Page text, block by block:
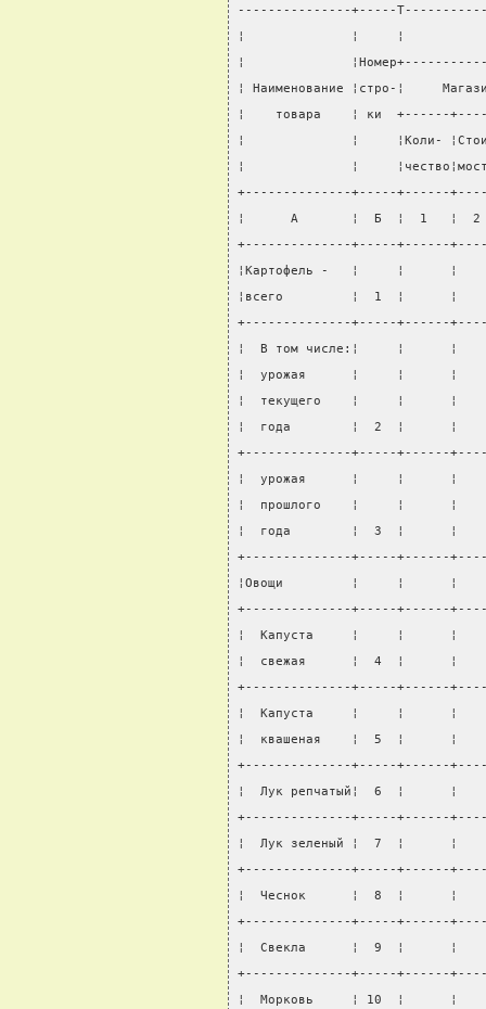
---------------+-----
¦              ¦     ¦
¦
¦ Наименование ¦стро-¦
¦    товара    ¦ ки  +------
¦              ¦     ¦Коли- ¦Стои-
¦              ¦     ¦чество¦мость¦
+--------------+-----+------
¦      А       ¦  Б  ¦  1   ¦  2
+--------------+-----+------
¦Картофель -   ¦     ¦
¦всего         ¦  1  ¦
+--------------+-----+------
¦  В том числе:¦     ¦
¦  урожая      ¦     ¦
¦  текущего    ¦     ¦
¦  года        ¦  2  ¦
+--------------+-----+------
¦  урожая      ¦     ¦
¦  прошлого    ¦     ¦
¦  года        ¦  3  ¦
+--------------+-----+------
¦Овощи         ¦     ¦
+--------------+-----+------
¦  Капуста     ¦     ¦
¦  свежая      ¦  4  ¦
+--------------+-----+------
¦  Капуста     ¦     ¦
¦  квашеная    ¦  5  ¦
+--------------+-----+------
¦  Лук репчатый¦  6  ¦
+--------------+-----+------
¦  Лук зеленый ¦  7  ¦
+--------------+-----+------
¦  Чеснок      ¦  8  ¦
+--------------+-----+------
¦  Свекла      ¦  9  ¦
+--------------+-----+------
¦  Морковь     ¦ 10  ¦